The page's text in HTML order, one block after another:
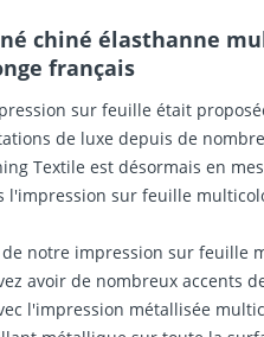
chiné élasthanne
français
sur feuille était
de luxe depuis de
Textile est désormais en
l'impression sur feuille
notre impression sur feuille
avoir de nombreux accents
l'impression métallisée